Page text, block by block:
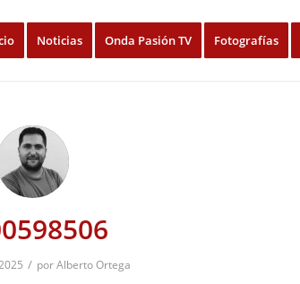
Noticias Onda Pasión TV Fotografías
/ porAlberto Ortega